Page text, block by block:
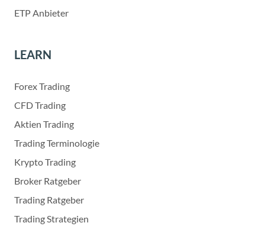
ETP Anbieter
LEARN
Forex Trading
CFD Trading
Aktien Trading
Trading Terminologie
Krypto Trading
Broker Ratgeber
Trading Ratgeber
Trading Strategien